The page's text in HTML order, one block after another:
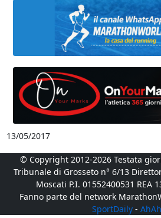
13/05/2017
© Copyright 2012-2026 Testata
Tribunale di Grosseto n° 6/13
Moscati P.I. 01552400531 REA
Fanno parte del network
SportDaily -